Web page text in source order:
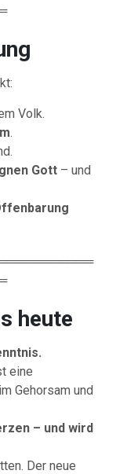
Volk.
.
Gott – und
heute
eine
Gehorsam und
– und wird
Der neue